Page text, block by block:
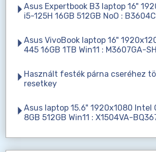
Asus Expertbook B3 laptop 16"
i5-125H 16GB 512GB NoO :
Asus VivoBook laptop 16"
445 16GB 1TB Win11 : M3607GA-
Használt festék párna cseréhez
resetkey
Asus laptop 15.6" 1920x1080 Intel
8GB 512GB Win11 : X1504VA-